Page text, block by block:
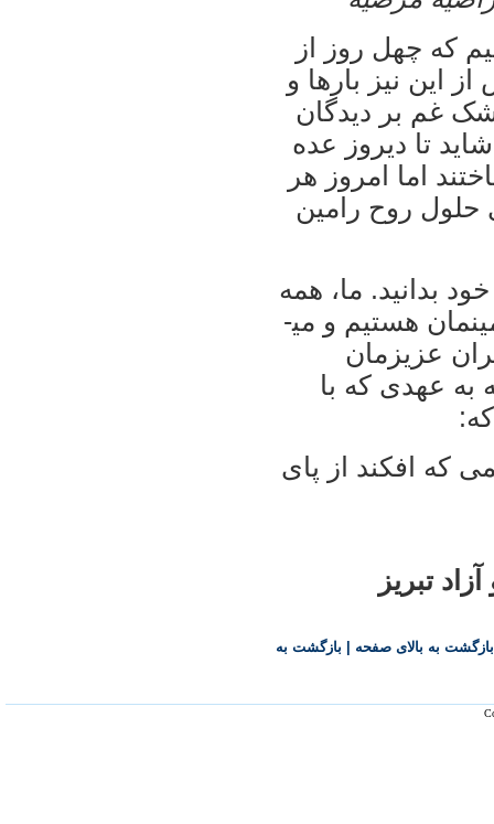
که چهل روز از
اين نيز بار­ها و
غم بر ديدگان
تا ديروز عده
اما امروز هر
حلول روح رامين
بدانيد. ما، همه
فرزندان ايران، امروز صاحبان عزای رامين­مان هستيم و می­
عزيزمان
به عهدی که با
که افکند از پای
تبريز
بازگشت به بالای صفحه بازگشت به